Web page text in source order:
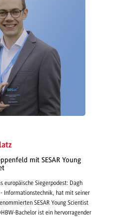
mit SESAR Young
europäische Siegerpodest: Dagh
Informationstechnik, hat mit seiner
SESAR Young Scientist
Bachelor ist ein hervorragender